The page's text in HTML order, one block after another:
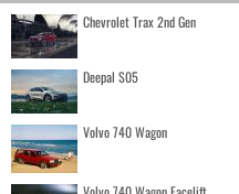
Chevrolet Trax 2nd Gen
Deepal S05
Volvo 740 Wagon